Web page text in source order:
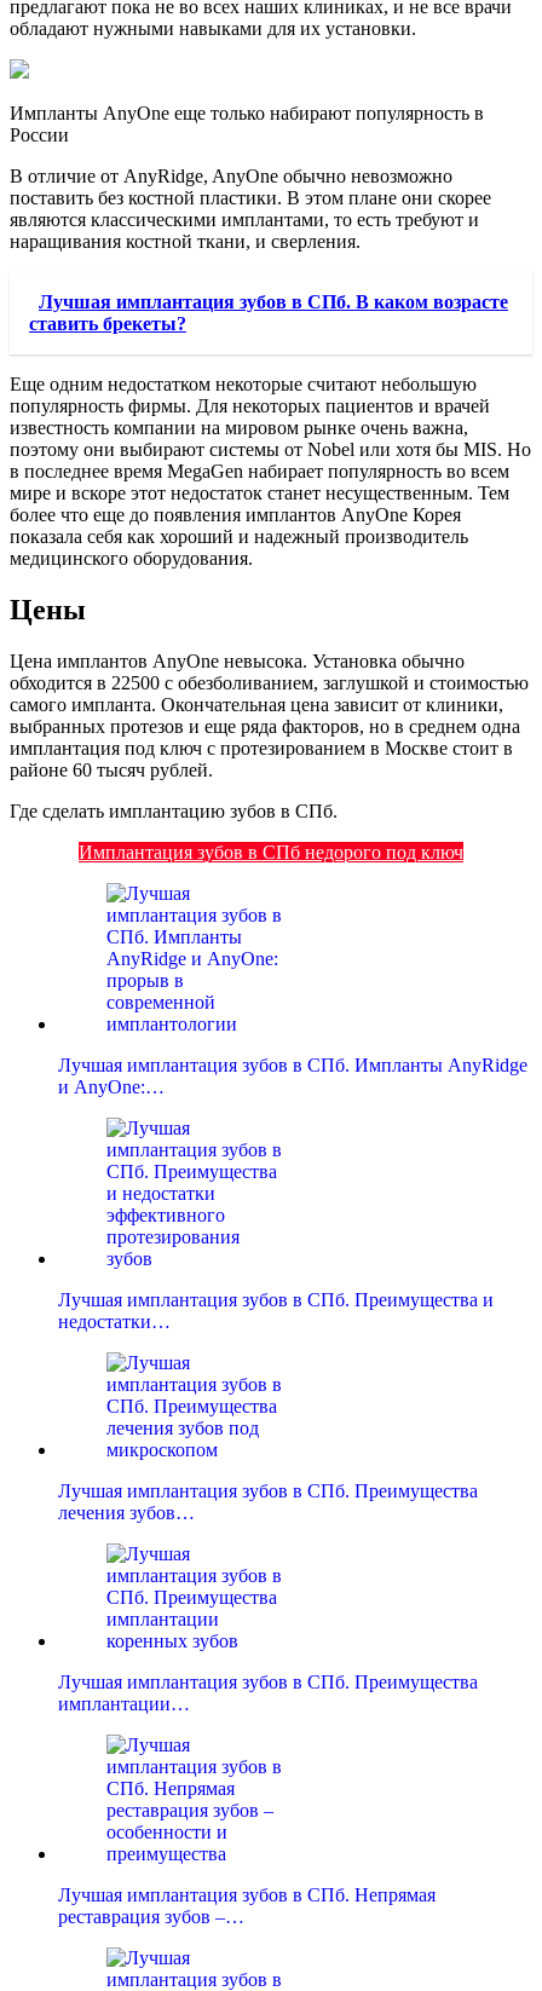
предлагают пока не во всех наших клиниках, и не все врачи
обладают нужными навыками для их установки.
Импланты AnyOne еще только набирают популярность в
России
В отличие от AnyRidge, AnyOne обычно невозможно
поставить без костной пластики. В этом плане они скорее
являются классическими имплантами, то есть требуют и
наращивания костной ткани, и сверления.
Лучшая имплантация зубов в СПб. В каком возрасте
ставить брекеты?
Еще одним недостатком некоторые считают небольшую
популярность фирмы. Для некоторых пациентов и врачей
известность компании на мировом рынке очень важна,
поэтому они выбирают системы от Nobel или хотя бы MIS. Но
в последнее время MegaGen набирает популярность во всем
мире и вскоре этот недостаток станет несущественным. Тем
более что еще до появления имплантов AnyOne Корея
показала себя как хороший и надежный производитель
медицинского оборудования.
Цены
Цена имплантов AnyOne невысока. Установка обычно
обходится в 22500 с обезболиванием, заглушкой и стоимостью
самого импланта. Окончательная цена зависит от клиники,
выбранных протезов и еще ряда факторов, но в среднем одна
имплантация под ключ с протезированием в Москве стоит в
районе 60 тысяч рублей.
Где сделать имплантацию зубов в СПб.
Имплантация зубов в СПб недорого под ключ
Лучшая имплантация зубов в СПб. Импланты AnyRidge
и AnyOne:…
Лучшая имплантация зубов в СПб. Преимущества и
недостатки…
Лучшая имплантация зубов в СПб. Преимущества
лечения зубов…
Лучшая имплантация зубов в СПб. Преимущества
имплантации…
Лучшая имплантация зубов в СПб. Непрямая
реставрация зубов –…